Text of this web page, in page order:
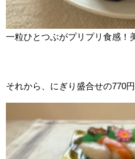
一粒ひとつぶがプリプリ食感！
それから、にぎり盛合せの770